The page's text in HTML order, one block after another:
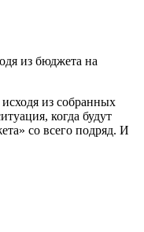
из бюджета на
из собранных
когда будут
со всего подряд. И